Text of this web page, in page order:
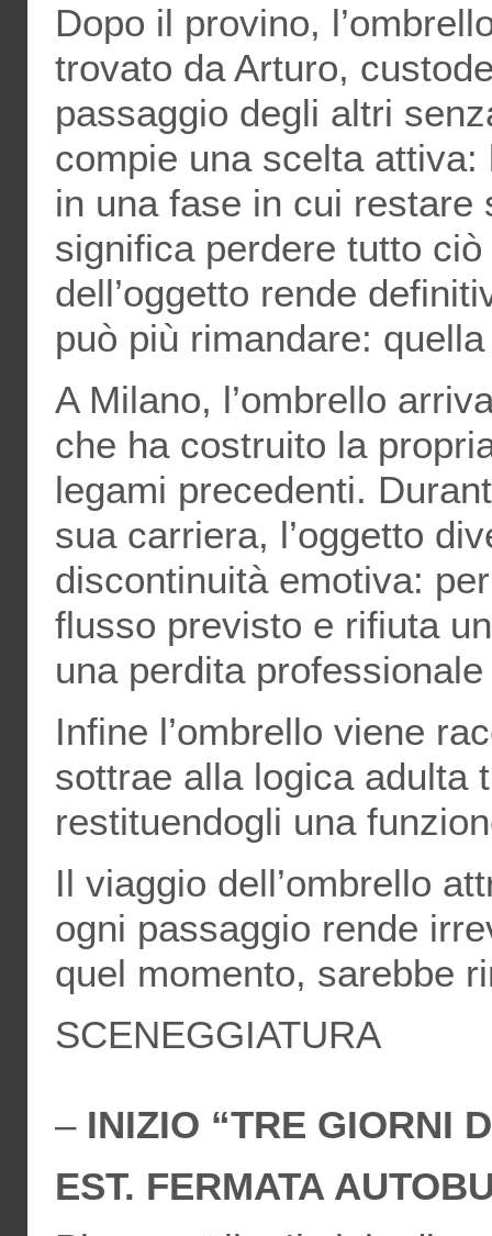
Dopo il provino,
trovato da Arturo,
passaggio degli altri
compie una scelta
in una fase in cui
significa perdere tutto
dell’oggetto rende
può più rimandare:
A Milano, l’ombrello
che ha costruito la
legami precedenti.
sua carriera, l’oggetto
discontinuità emotiva:
flusso previsto e rifiuta
una perdita
Infine l’ombrello viene
sottrae alla logica adulta
restituendogli una
Il viaggio dell’ombrello
ogni passaggio rende
quel momento, sarebbe
SCENEGGIATURA
– INIZIO “TRE GIORNI
EST. FERMATA